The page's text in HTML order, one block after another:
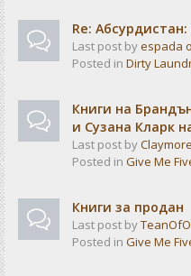
Re:
Last post byespada
Posted in Dirty
Книги на
и Сузана Кларк
Last post byClaymore
Posted in Give Me
Книги за продан
Last post by
Posted in Give Me